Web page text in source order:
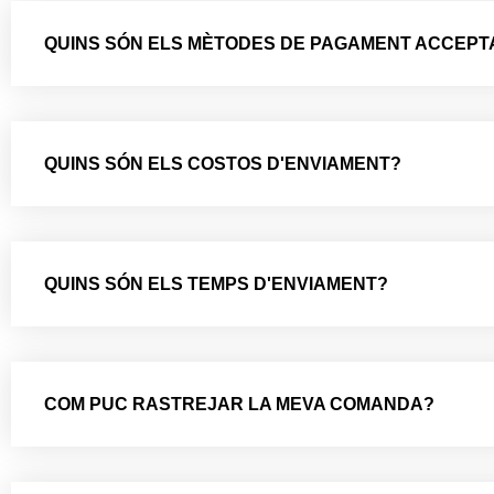
QUINS SÓN ELS MÈTODES DE PAGAMENT
QUINS SÓN ELS COSTOS D'ENVIAMENT?
QUINS SÓN ELS TEMPS D'ENVIAMENT?
COM PUC RASTREJAR LA MEVA COMANDA?